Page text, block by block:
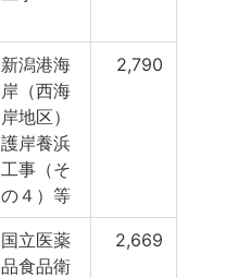
新潟港海
岸（西海
岸地区）
護岸養浜
工事（そ
の４）等
2,790
国立医薬
品食品衛
2,669